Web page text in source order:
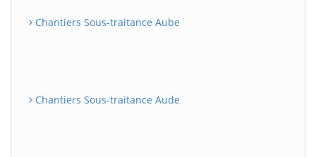
Chantiers Sous-traitance Aube
Chantiers Sous-traitance Aude